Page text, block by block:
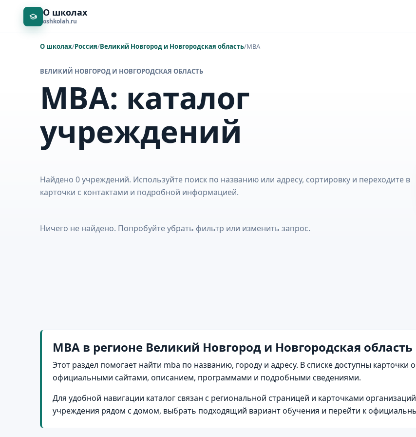
О школах
oshkolah.ru
О школах/Россия/Великий Новгород и Новгородская область/MBA
ВЕЛИКИЙ НОВГОРОД И НОВГОРОДСКАЯ ОБЛАСТЬ
MBA: каталог
учреждений
Найдено 0 учреждений. Используйте поиск по названию или адресу, сортировку и переходите в
карточки с контактами и подробной информацией.
Ничего не найдено. Попробуйте убрать фильтр или изменить запрос.
MBA в регионе Великий Новгород и Новгородская область
Этот раздел помогает найти mba по названию, городу и адресу. В списке доступны
официальными сайтами, описанием, программами и подробными сведениями.
Для удобной навигации каталог связан с региональной страницей и карточками
учреждения рядом с домом, выбрать подходящий вариант обучения и перейти к